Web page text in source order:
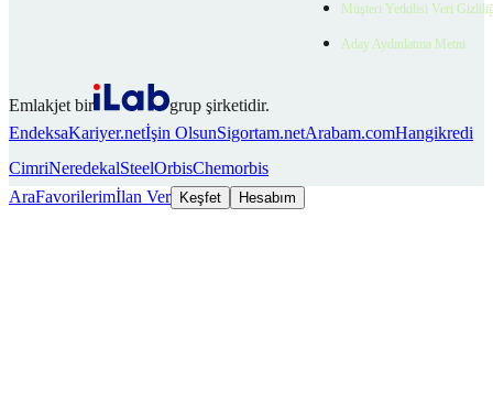
Müşteri Yetkilisi Veri
Aday Aydınlatma Metni
Emlakjet bir
grup şirketidir.
EndeksaKariyer.netİşin OlsunSigortam.netArabam.comHangikredi
CimriNeredekalSteelOrbisChemorbis
AraFavorilerimİlan Ver Keşfet Hesabım